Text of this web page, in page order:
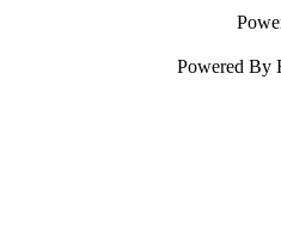
Powered By